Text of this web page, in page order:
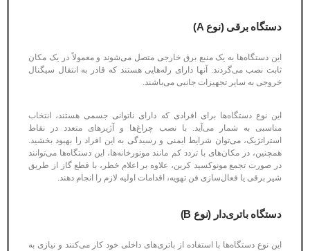
دستگاه برقی (نوع A)
این دستگاه‌ها به یک منبع برق خارجی متصل می‌شوند و معمولاً در یک مکان
ثابت نصب می‌گردند. آنها دارای رله‌هایی هستند که قادر به انتقال سیگنال
خروجی به سایر تجهیزات جانبی می‌باشند.
این نوع دستگاه‌ها برای افرادی که دارای ناتوانی جسمی هستند، انتخاب
مناسبی به شمار می‌آید. با نصب چراغ‌ها و آژیرهای متعدد در نقاط
استراتژیک، می‌توان شرایط ایمنی و رسیدگی به این افراد را بهبود بخشید.
همچنین، در مکان‌های با تردد کم مانند موتورخانه‌ها، این دستگاه‌ها می‌توانند
در صورت تجمع مونوکسید کربن، علاوه بر اعلام خطر، با قطع گاز از طریق
شیر برقی یا فعال‌سازی فن تهویه، اقدامات اولیه لازم را انجام دهند.
دستگاه باتری‌دار (نوع B)
این نوع دستگاه‌ها با استفاده از باتری‌های داخلی خود کار می‌کنند و نیازی به